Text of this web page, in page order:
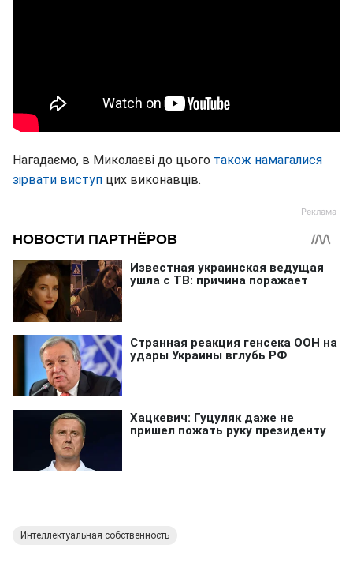
Нагадаємо, в Миколаєві до цього також намагалися
зірвати виступ цих виконавців.
Интеллектуальная собственность